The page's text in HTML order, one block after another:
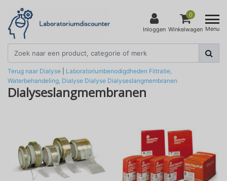
Inloggen
0
Winkelwagen Menu
Terug naar Dialyse Laboratoriumbenodigdheden Filtratie,
Waterbehandeling, Dialyse Dialyse Dialyseslangmembranen
Dialyseslangmembranen